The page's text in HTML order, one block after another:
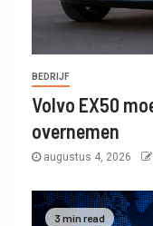
BEDRIJF
Volvo EX50
overnemen
augustus 4, 2026
3 min read